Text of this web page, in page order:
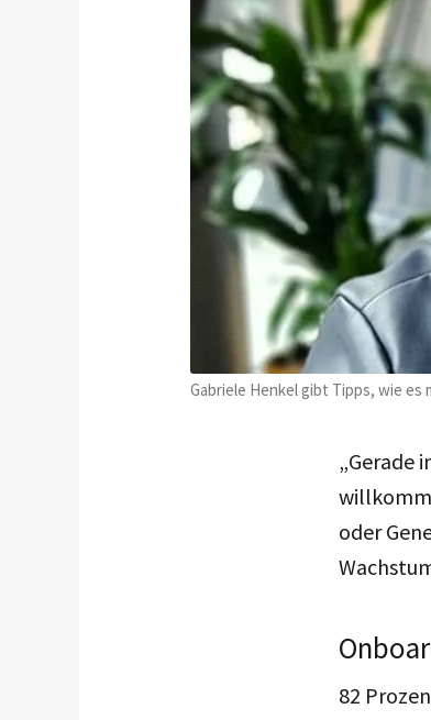
Gabriele Henkel gibt Tipps, wie es
„Gerade
oder
82